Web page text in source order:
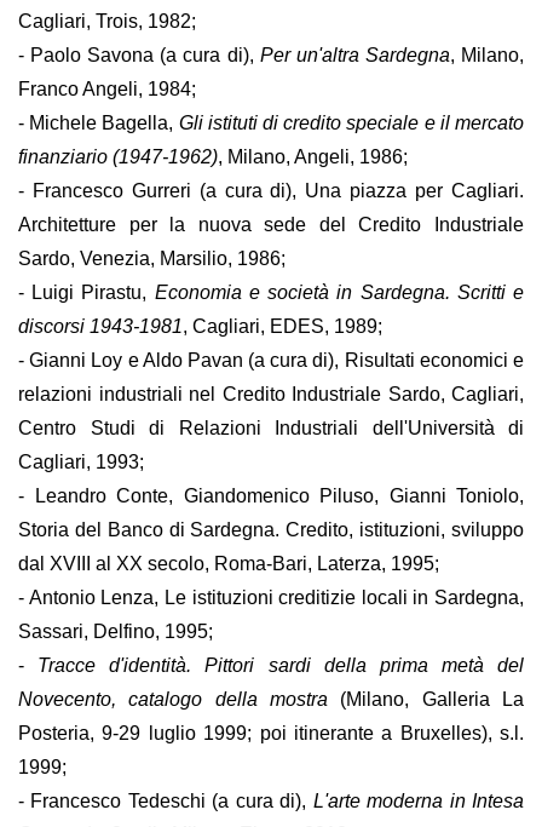
Cagliari, Trois, 1982;
- Paolo Savona (a cura di), Per un'altra Sardegna, Milano,
Franco Angeli, 1984;
- Michele Bagella, Gli istituti di credito speciale e il mercato
finanziario (1947-1962), Milano, Angeli, 1986;
- Francesco Gurreri (a cura di), Una piazza per Cagliari.
Architetture per la nuova sede del Credito Industriale
Sardo, Venezia, Marsilio, 1986;
- Luigi Pirastu, Economia e società in Sardegna. Scritti e
discorsi 1943-1981, Cagliari, EDES, 1989;
- Gianni Loy e Aldo Pavan (a cura di), Risultati economici e
relazioni industriali nel Credito Industriale Sardo, Cagliari,
Centro Studi di Relazioni Industriali dell'Università di
Cagliari, 1993;
- Leandro Conte, Giandomenico Piluso, Gianni Toniolo,
Storia del Banco di Sardegna. Credito, istituzioni, sviluppo
dal XVIII al XX secolo, Roma-Bari, Laterza, 1995;
- Antonio Lenza, Le istituzioni creditizie locali in Sardegna,
Sassari, Delfino, 1995;
- Tracce d'identità. Pittori sardi della prima metà del
Novecento, catalogo della mostra (Milano, Galleria La
Posteria, 9-29 luglio 1999; poi itinerante a Bruxelles), s.l.
1999;
- Francesco Tedeschi (a cura di), L'arte moderna in Intesa